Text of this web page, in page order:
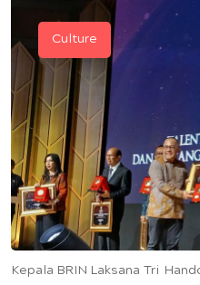
Kepala BRIN Laksana Tri
Culture